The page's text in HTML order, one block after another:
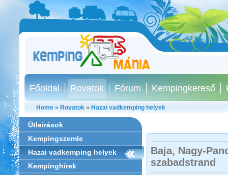
Főoldal Rovatok Fórum Kempingkereső
Home » Rovatok » Hazai vadkemping helyek
Útleírások
Kempingszemle
Hazai vadkemping helyek
Kempinghírek
Baja, Nagy-
szabadstrand